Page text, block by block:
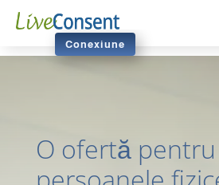
Conexiune
O ofertă pentru